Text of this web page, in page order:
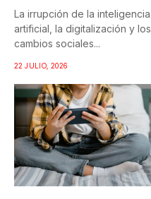
La irrupción de la inteligencia
artificial, la digitalización y los
cambios sociales...
22 JULIO, 2026